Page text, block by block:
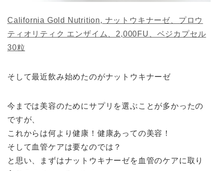
California Gold Nutrition, ナットウキナーゼ、プロウ
ティオリティク エンザイム、2,000FU、ベジカプセル
30粒
そして最近飲み始めたのがナットウキナーゼ
今までは美容のためにサプリを選ぶことが多かったの
ですが、
これからは何より健康！健康あっての美容！
そして血管ケアは要なのでは？
と思い、まずはナットウキナーゼを血管のケアに取り